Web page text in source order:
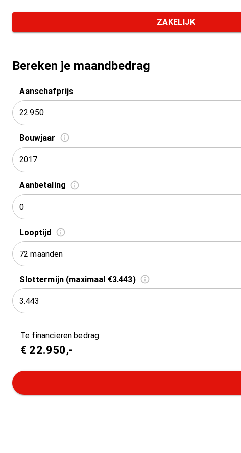
ZAKELIJK
Bereken je maandbedrag
Aanschafprijs
Bouwjaar
2017
Aanbetaling
Looptijd
72 maanden
Slottermijn (maximaal €3.443)
Te financieren bedrag:
€ 22.950,-